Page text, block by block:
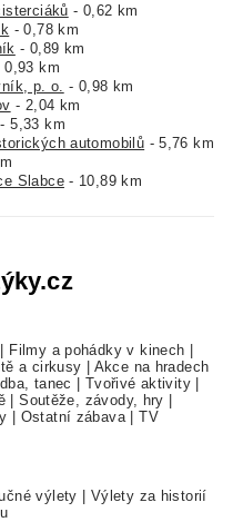
- 0,62 km
- 0,78 km
- 0,89 km
0,93 km
p. o. - 0,98 km
- 2,04 km
- 5,33 km
automobilů - 5,76 km
Slabce- 10,89 km
Filmy a pohádky v kinech
a cirkusy
Akce na hradech
tanec Tvořivé aktivity
|Soutěže, závody, hry
Ostatní zábava |TV
výlety
Výlety za historií